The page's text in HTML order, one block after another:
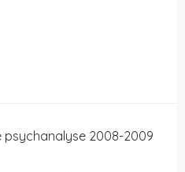
psychanalyse 2008-2009